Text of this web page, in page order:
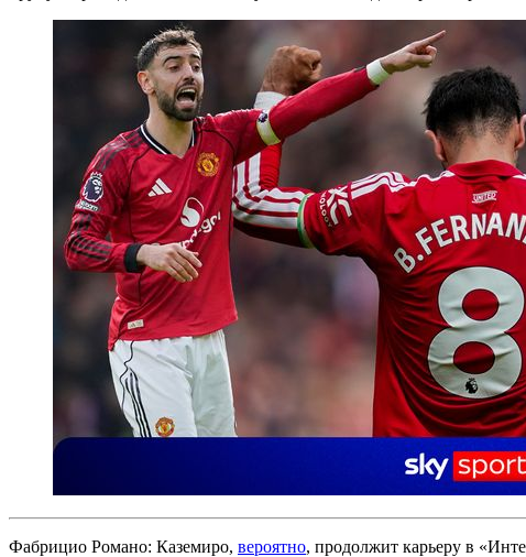
Фабрицио Романо: Каземиро, вероятно, продолжит карьеру в